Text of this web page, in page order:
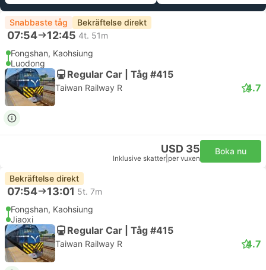
Snabbaste tåg Bekräftelse direkt
07:54 12:45 4t. 51m
Fongshan, Kaohsiung
Luodong
Regular Car | Tåg #415
Taiwan Railway R 4.7
USD 35
Inklusive skatter per vuxen
Boka nu
Bekräftelse direkt
07:54 13:01 5t. 7m
Fongshan, Kaohsiung
Jiaoxi
Regular Car | Tåg #415
Taiwan Railway R 4.7